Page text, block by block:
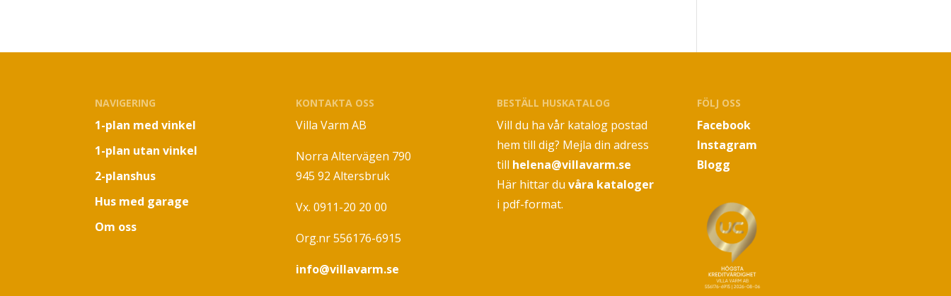
NAVIGERING
1-plan med vinkel
1-plan utan vinkel
2-planshus
Hus med garage
Om oss
KONTAKTA OSS
Villa Varm AB
Norra Altervägen 790
945 92 Altersbruk
Vx. 0911-20 20 00
Org.nr 556176-6915
info@villavarm.se
BESTÄLL HUSKATALOG
Vill du ha vår katalog postad
hem till dig? Mejla din adress
till helena@villavarm.se
Här hittar du våra kataloger
i pdf-format.
FÖLJ OSS
Facebook
Instagram
Blogg